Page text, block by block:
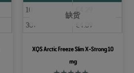
10
€4.29
30+
€4.09
缺货
XQS Arctic Freeze Slim X-Strong 10
mg